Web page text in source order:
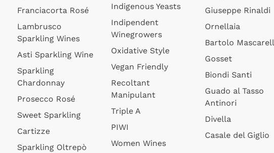
Franciacorta Rosé
Lambrusco
Sparkling Wines
Asti Sparkling Wine
Sparkling
Chardonnay
Prosecco Rosé
Sweet Sparkling
Cartizze
Sparkling Oltrepò
Indigenous Yeasts
Indipendent
Winegrowers
Oxidative Style
Vegan Friendly
Recoltant
Manipulant
Triple A
PIWI
Women Wines
Giuseppe Rinaldi
Ornellaia
Bartolo
Gosset
Biondi Santi
Guado al Tasso
Antinori
Divella
Casale del Giglio